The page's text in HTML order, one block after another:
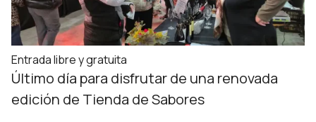
Entrada libre y gratuita
Último día para disfrutar de una renovada
edición de Tienda de Sabores